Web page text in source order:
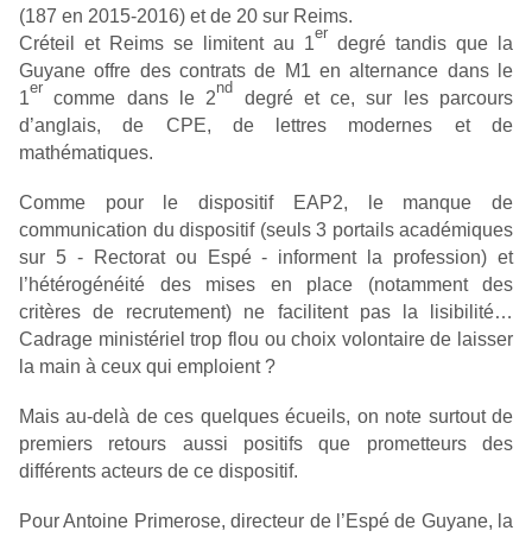
(187 en 2015-2016) et de 20 sur Reims.
Créteil et Reims se limitent au 1
er
degré tandis que la
Guyane offre des contrats de M1 en alternance dans le
1
er
comme dans le 2
nd
degré et ce, sur les parcours
d’anglais, de CPE, de lettres modernes et de
mathématiques.
Comme pour le dispositif EAP2, le manque de
communication du dispositif (seuls 3 portails académiques
sur 5 - Rectorat ou Espé - informent la profession) et
l’hétérogénéité des mises en place (notamment des
critères de recrutement) ne facilitent pas la lisibilité…
Cadrage ministériel trop flou ou choix volontaire de laisser
la main à ceux qui emploient ?
Mais au-delà de ces quelques écueils, on note surtout de
premiers retours aussi positifs que prometteurs des
différents acteurs de ce dispositif.
Pour Antoine Primerose, directeur de l’Espé de Guyane, la